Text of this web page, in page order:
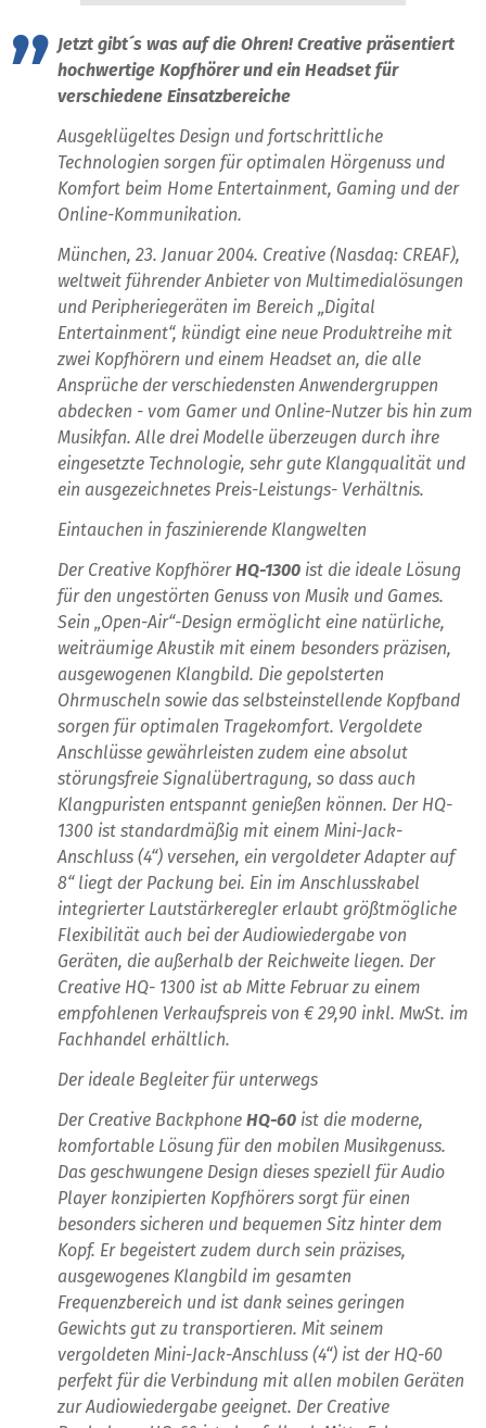
Jetzt gibt´s was auf die Ohren! Creative präsentiert
hochwertige Kopfhörer und ein Headset für
verschiedene Einsatzbereiche
Ausgeklügeltes Design und fortschrittliche
Technologien sorgen für optimalen Hörgenuss und
Komfort beim Home Entertainment, Gaming und der
Online-Kommunikation.
München, 23. Januar 2004. Creative (Nasdaq: CREAF),
weltweit führender Anbieter von Multimedialösungen
und Peripheriegeräten im Bereich „Digital
Entertainment“, kündigt eine neue Produktreihe mit
zwei Kopfhörern und einem Headset an, die alle
Ansprüche der verschiedensten Anwendergruppen
abdecken - vom Gamer und Online-Nutzer bis hin zum
Musikfan. Alle drei Modelle überzeugen durch ihre
eingesetzte Technologie, sehr gute Klangqualität und
ein ausgezeichnetes Preis-Leistungs- Verhältnis.
Eintauchen in faszinierende Klangwelten
Der Creative KopfhörerHQ-1300 ist die ideale Lösung
für den ungestörten Genuss von Musik und Games.
Sein „Open-Air“-Design ermöglicht eine natürliche,
weiträumige Akustik mit einem besonders präzisen,
ausgewogenen Klangbild. Die gepolsterten
Ohrmuscheln sowie das selbsteinstellende Kopfband
sorgen für optimalen Tragekomfort. Vergoldete
Anschlüsse gewährleisten zudem eine absolut
störungsfreie Signalübertragung, so dass auch
Klangpuristen entspannt genießen können. Der HQ-
1300 ist standardmäßig mit einem Mini-Jack-
Anschluss (4“) versehen, ein vergoldeter Adapter auf
8“ liegt der Packung bei. Ein im Anschlusskabel
integrierter Lautstärkeregler erlaubt größtmögliche
Flexibilität auch bei der Audiowiedergabe von
Geräten, die außerhalb der Reichweite liegen. Der
Creative HQ- 1300 ist ab Mitte Februar zu einem
empfohlenen Verkaufspreis von € 29,90 inkl. MwSt. im
Fachhandel erhältlich.
Der ideale Begleiter für unterwegs
Der Creative BackphoneHQ-60 ist die moderne,
komfortable Lösung für den mobilen Musikgenuss.
Das geschwungene Design dieses speziell für Audio
Player konzipierten Kopfhörers sorgt für einen
besonders sicheren und bequemen Sitz hinter dem
Kopf. Er begeistert zudem durch sein präzises,
ausgewogenes Klangbild im gesamten
Frequenzbereich und ist dank seines geringen
Gewichts gut zu transportieren. Mit seinem
vergoldeten Mini-Jack-Anschluss (4“) ist der HQ-60
perfekt für die Verbindung mit allen mobilen Geräten
zur Audiowiedergabe geeignet. Der Creative